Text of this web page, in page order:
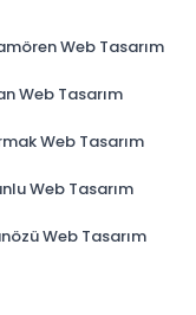
Web Tasarım
Web Tasarım
Web Tasarım
Web Tasarım
Web Tasarım